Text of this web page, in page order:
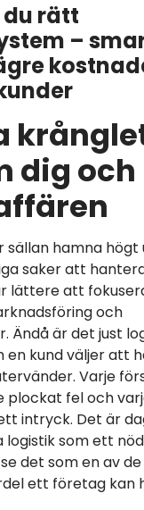
du rätt
–
dig och
sällan hamna högt
saker att
lättere att
och
Ändå är det just
en kund väljer att
Varje
plockat fel och
intryck. Det är
som ett
det som en av
ett företag kan